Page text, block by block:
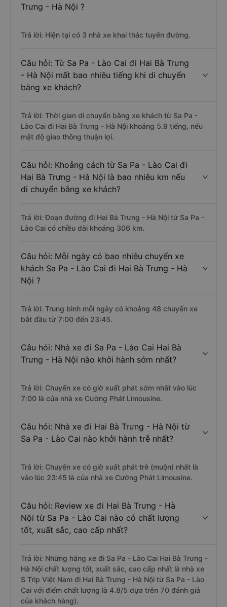
Trưng - Hà Nội ?
Trả lời: Hiện tại có 3 nhà xe khai thác tuyến đường.
Câu hỏi: Từ Sa Pa - Lào Cai đi Hai Bà Trưng
- Hà Nội mất bao nhiêu tiếng khi di chuyển
bằng xe khách?
Trả lời: Thời gian di chuyển bằng xe khách từ Sa Pa -
Lào Cai đi Hai Bà Trưng - Hà Nội khoảng 5.9 tiếng, nếu
mật độ giao thông thuận lợi.
Câu hỏi: Khoảng cách từ Sa Pa - Lào Cai đi
Hai Bà Trưng - Hà Nội là bao nhiêu km nếu
di chuyển bằng xe khách?
Trả lời: Đoạn đường đi Hai Bà Trưng - Hà Nội từ Sa Pa -
Lào Cai có chiều dài khoảng 306 km.
Câu hỏi: Mỗi ngày có bao nhiêu chuyến xe
khách Sa Pa - Lào Cai đi Hai Bà Trưng - Hà
Nội ?
Trả lời: Trung bình mỗi ngày có khoảng 48 chuyến xe
bắt đầu từ 7:00 đến 23:45.
Câu hỏi: Nhà xe đi Sa Pa - Lào Cai Hai Bà
Trưng - Hà Nội nào khởi hành sớm nhất?
Trả lời: Chuyến xe có giờ xuất phát sớm nhất vào lúc
7:00 là của nhà xe Cường Phát Limousine.
Câu hỏi: Nhà xe đi Hai Bà Trưng - Hà Nội từ
Sa Pa - Lào Cai nào khởi hành trễ nhất?
Trả lời: Chuyến xe có giờ xuất phát trễ (muộn) nhất là
vào lúc 23:45 là của nhà xe Cường Phát Limousine.
Câu hỏi: Review xe đi Hai Bà Trưng - Hà
Nội từ Sa Pa - Lào Cai nào có chất lượng
tốt, xuất sắc, cao cấp nhất?
Trả lời: Những hãng xe đi Sa Pa - Lào Cai Hai Bà Trưng -
Hà Nội chất lượng tốt, xuất sắc, cao cấp nhất là nhà xe
S Trip Việt Nam đi Hai Bà Trưng - Hà Nội từ Sa Pa - Lào
Cai với điểm chất lượng là 4.8/5 dựa trên 70 đánh giá
của khách hàng).